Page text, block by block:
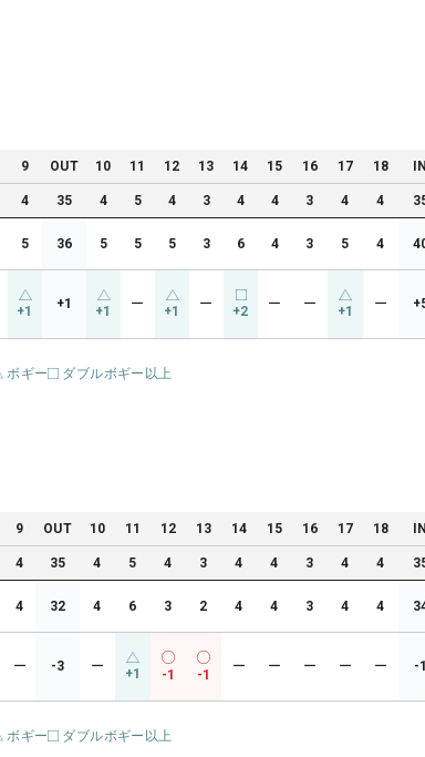
9 OUT 10 11 12 13 14 15 16 17 18
4 35 4 5 4 3 4 4 3 4 4
5 36 5 5 5 3 6 4 3 5 4
+1 +1 +1 ー +1 ー +2 ー ー +1 ー
ボギー ダブルボギー以上
9 OUT 10 11 12 13 14 15 16 17 18
4 35 4 5 4 3 4 4 3 4 4
4 32 4 6 3 2 4 4 3 4 4
ー -3 ー +1 -1 -1
ー ー ー ー ー -
ボギー ダブルボギー以上